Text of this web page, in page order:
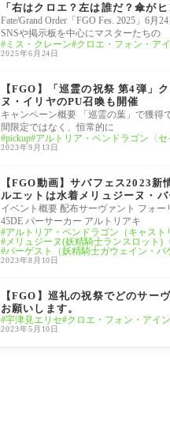
「右はクロエ？左は誰だ？傘が
Fate/Grand Order「FGO Fes. 2025」6
SNSや掲示板を中心にマスターたちの
ミス・クレーン クロエ・フォン・ア
2025年6月24日
【FGO】「巡霊の祝祭 第4弾」
ヌ・イリヤのPU召喚も開催
キャンペーン概要 「巡霊の葉」で獲得
間限定ではなく、恒常的に
pickup アルトリア・ペンドラゴン〈セ
2023年9月13日
【FGO動画】サバフェス2023
ルエットは水着メリュジーヌ・
が公開
イベント概要 配布サーヴァント フォー
45DE バーサーカー アルトリアキ
アルトリア・ペンドラゴン（キャスト
メリュジーヌ(妖精騎士ランスロット)
バーゲスト（妖精騎士ガウェイン・バ
2023年8月10日
【FGO】巡礼の祝祭でどのサー
お願いします。
宇津見エリセ クロエ・フォン・アイ
2023年5月10日